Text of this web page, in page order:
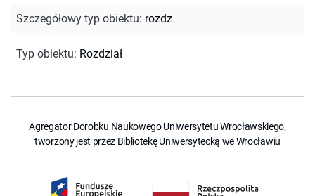
Szczegółowy typ obiektu: rozdz
Typ obiektu: Rozdział
Agregator Dorobku Naukowego Uniwersytetu Wrocławskiego,
tworzony jest przez Bibliotekę Uniwersytecką we Wrocławiu